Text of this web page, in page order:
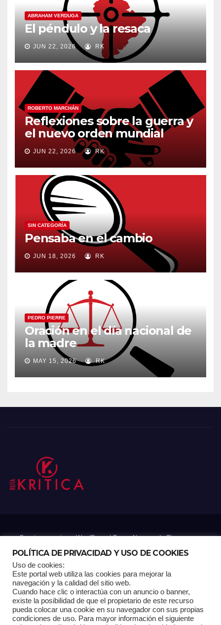
ABRAHAM VERDUGA
El péndulo y la resaca
JUN 22, 2026 RK
ROBERTO MARCHÁN
Reflexiones sobre la guerra y
el nuevo orden mundial
JUN 22, 2026 RK
SIN CATEGORÍA
Pensaba en el cambio
JUN 18, 2026 RK
PEDRO PIERRE
Oración en el día nacional de
la madre
MAY 15, 2026 RK
Funciona gracias a WordPress|Tema: Newsup deThemeansar
Home Análisis Carrito RK Contactos Documental Gracias !
Multimedia Página de ejemplo Pagina Principal Pago
POLÍTICA DE PRIVACIDAD Y USO DE COOKIES
Uso de cookies:
Este portal web utiliza las cookies para mejorar la
navegación y la calidad del sitio web.
Cuando hace clic o interactúa con un anuncio o banner,
existe la posibilidad de que el propietario de este recurso
pueda colocar una cookie en su navegador con sus propias
condiciones de uso. Para mayor información el siguiente